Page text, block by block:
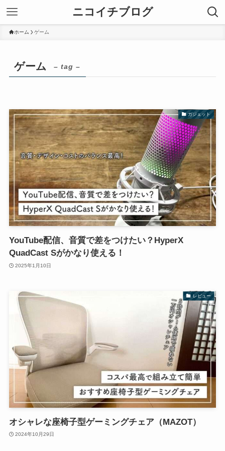
ニコイチブログ
ホーム ゲーム
ゲーム – tag –
ガジェット
YouTube配信、音質で差をつけたい？HyperX
QuadCast Sがかなり使える！
2025年1月10日
レビュー
オシャレな座椅子型ゲーミングチェア（MAZOT）
2024年10月29日